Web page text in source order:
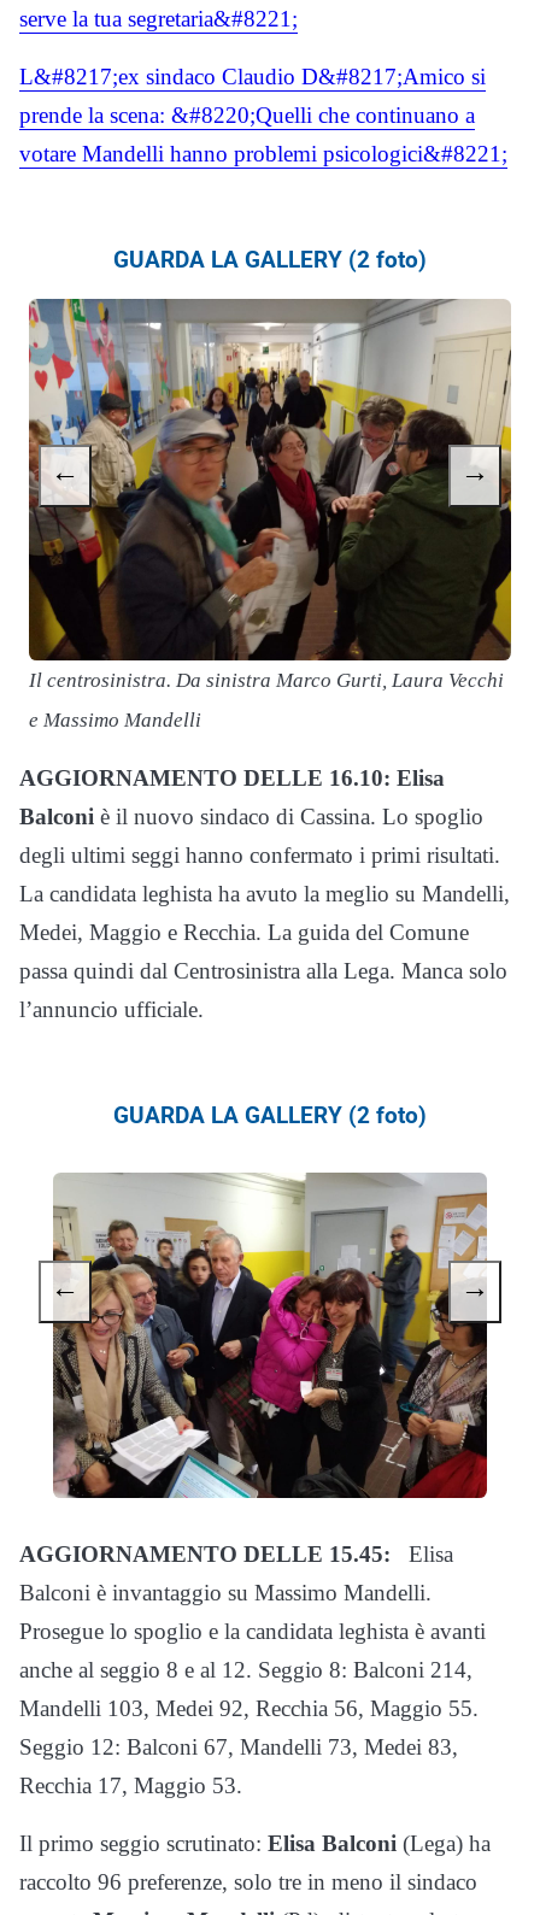
serve la tua segretaria&#8221;
L&#8217;ex sindaco Claudio D&#8217;Amico si
prende la scena: &#8220;Quelli che continuano a
votare Mandelli hanno problemi psicologici&#8221;
GUARDA LA GALLERY (2 foto)
Il centrosinistra. Da sinistra Marco Gurti, Laura Vecchi
e Massimo Mandelli
← →
AGGIORNAMENTO DELLE 16.10: Elisa
Balconi è il nuovo sindaco di Cassina. Lo spoglio
degli ultimi seggi hanno confermato i primi risultati.
La candidata leghista ha avuto la meglio su Mandelli,
Medei, Maggio e Recchia. La guida del Comune
passa quindi dal Centrosinistra alla Lega. Manca solo
l’annuncio ufficiale.
GUARDA LA GALLERY (2 foto)
← →
AGGIORNAMENTO DELLE 15.45: Elisa
Balconi è invantaggio su Massimo Mandelli.
Prosegue lo spoglio e la candidata leghista è avanti
anche al seggio 8 e al 12. Seggio 8: Balconi 214,
Mandelli 103, Medei 92, Recchia 56, Maggio 55.
Seggio 12: Balconi 67, Mandelli 73, Medei 83,
Recchia 17, Maggio 53.
Il primo seggio scrutinato: Elisa Balconi (Lega) ha
raccolto 96 preferenze, solo tre in meno il sindaco